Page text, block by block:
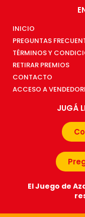
INICIO
PREGUNTAS
TÉRMINOS Y
RETIRAR PREMIOS
CONTACTO
ACCESO A
JUGÁ
El Juego de